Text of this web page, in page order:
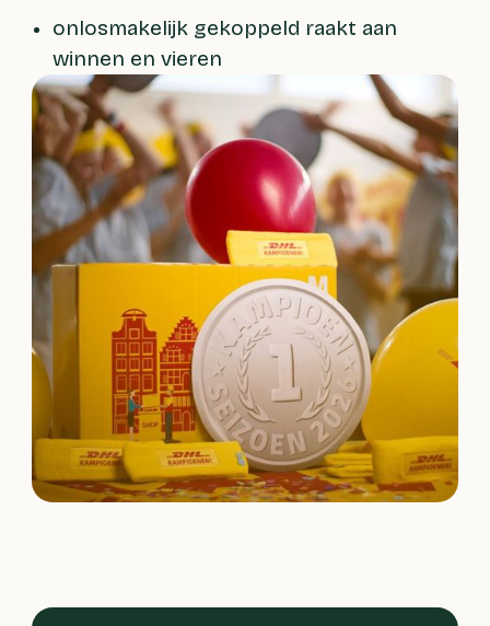
onlosmakelijk gekoppeld raakt aan
winnen en vieren